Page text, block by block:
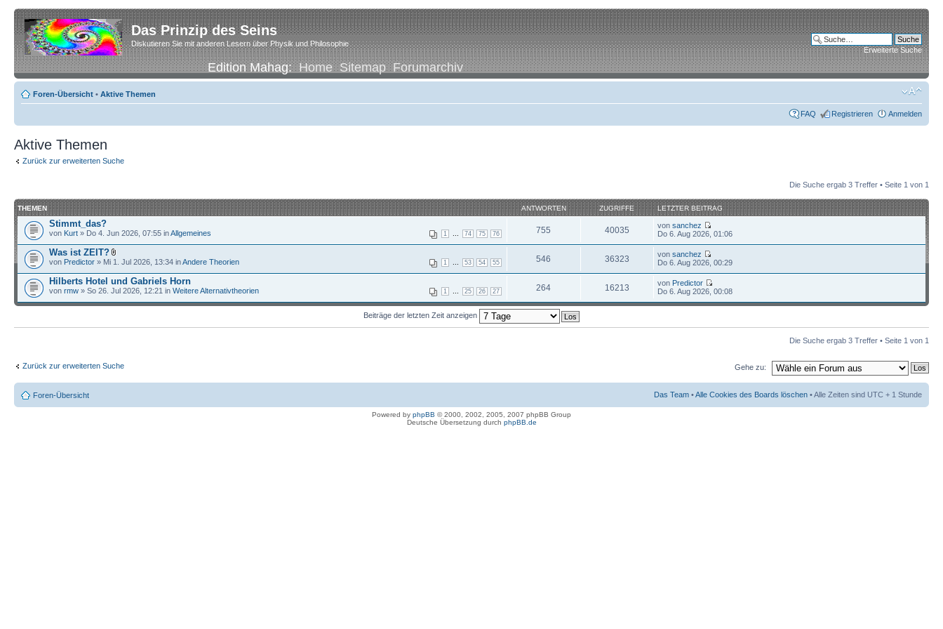
Das Prinzip des Seins
Diskutieren Sie mit anderen Lesern über Physik und Philosophie
Edition Mahag:Home Sitemap Forumarchiv
Erweiterte Suche
Foren-Übersicht • Aktive Themen
FAQ Registrieren Anmelden
Aktive Themen
Zurück zur erweiterten Suche
Die Suche ergab 3 Treffer • Seite 1 von 1
THEMEN ANTWORTEN ZUGRIFFE LETZTER BEITRAG
Stimmt_das?
1 74 75 76
von Kurt » Do 4. Jun 2026, 07:55 inAllgemeines 755 40035 vonsanchez
Do 6. Aug 2026, 01:06
Was ist ZEIT?
1 53 54 55
von Predictor » Mi 1. Jul 2026, 13:34 inAndere Theorien 546 36323 vonsanchez
Do 6. Aug 2026, 00:29
Hilberts Hotel und Gabriels Horn
1 25 26 27
von rmw » So 26. Jul 2026, 12:21 in Weitere Alternativtheorien 264 16213 von Predictor
Do 6. Aug 2026, 00:08
Beiträge der letzten Zeit anzeigen
Die Suche ergab 3 Treffer • Seite 1 von 1
Zurück zur erweiterten Suche Gehe zu:
Foren-Übersicht Das Team •Alle Cookies des Boards löschen • Alle Zeiten sind UTC + 1 Stunde
Powered by phpBB © 2000, 2002, 2005, 2007 phpBB Group
Deutsche Übersetzung durch phpBB.de